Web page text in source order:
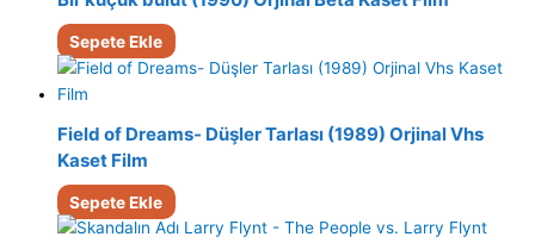
Sepete Ekle
Field of Dreams- Düşler Tarlası (1989) Orjinal Vhs
Kaset Film
Sepete Ekle